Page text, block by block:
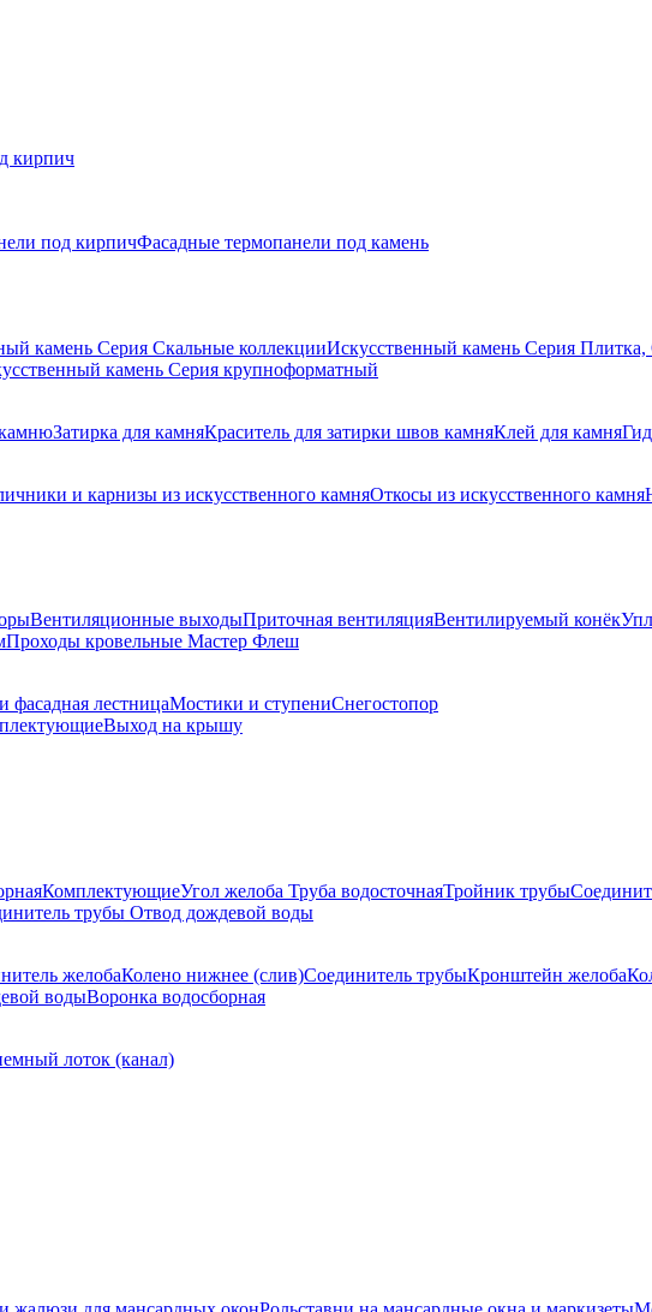
кирпич
под кирпичФасадные термопанели под камень
камень Серия Скальные коллекцииИскусственный камень Серия
камень Серия крупноформатный
камнюЗатирка для камняКраситель для затирки швов камняКлей для камня
и карнизы из искусственного камняОткосы из искусственного камня
Вентиляционные выходыПриточная вентиляцияВентилируемый конёк
Проходы кровельные Мастер Флеш
фасадная лестницаМостики и ступениСнегостопор
Выход на крышу
КомплектующиеУгол желоба Труба водосточнаяТройник трубы
трубы Отвод дождевой воды
желобаКолено нижнее (слив)Соединитель трубыКронштейн желоба
водыВоронка водосборная
лоток (канал)